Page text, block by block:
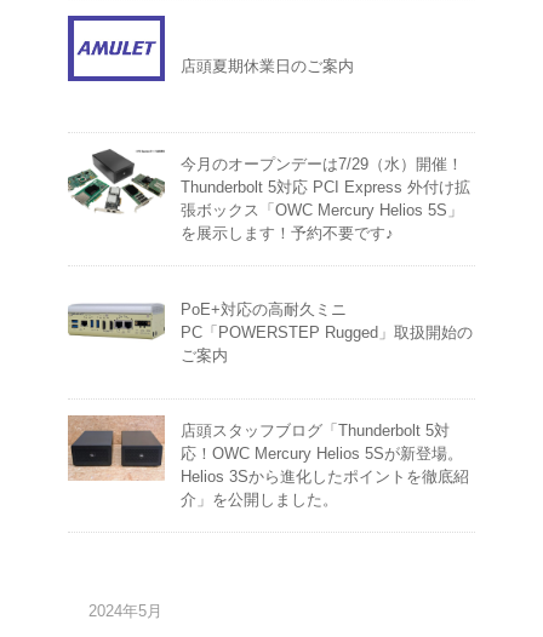
店頭夏期休業日のご案内
今月のオープンデーは7/29（水）開催！
Thunderbolt 5対応 PCI Express 外付け拡
張ボックス「OWC Mercury Helios 5S」
を展示します！予約不要です♪
PoE+対応の高耐久ミニ
PC「POWERSTEP Rugged」取扱開始の
ご案内
店頭スタッフブログ「Thunderbolt 5対
応！OWC Mercury Helios 5Sが新登場。
Helios 3Sから進化したポイントを徹底紹
介」を公開しました。
2024年5月